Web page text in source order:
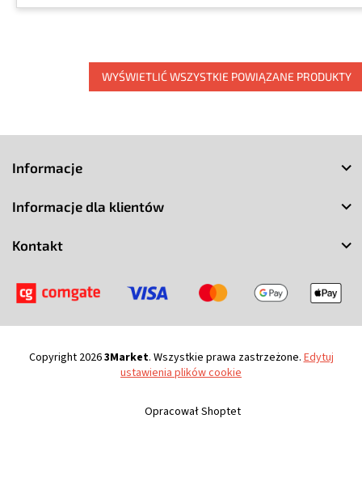
WYŚWIETLIĆ WSZYSTKIE POWIĄZANE PRODUKTY
Informacje
Informacje dla klientów
Kontakt
Opracował Shoptet
Copyright 20263Market. Wszystkie prawa zastrzeżone.Edytuj
ustawienia plików cookie